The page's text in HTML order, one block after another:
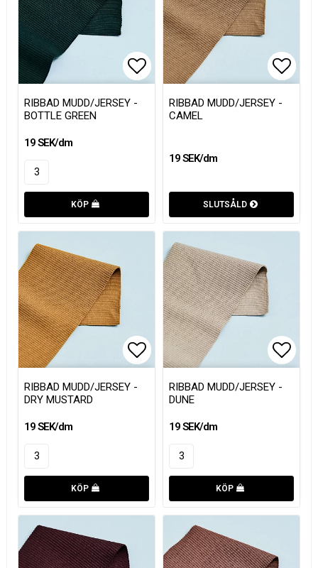
Lägg till i favoritlistan
Lägg till i favoritlistan
RIBBAD MUDD/JERSEY -
BOTTLE GREEN
19 SEK/dm
KÖP
RIBBAD MUDD/JERSEY -
CAMEL
19 SEK/dm
SLUTSÅLD
Lägg till i favoritlistan
Lägg till i favoritlistan
RIBBAD MUDD/JERSEY -
DRY MUSTARD
19 SEK/dm
KÖP
RIBBAD MUDD/JERSEY -
DUNE
19 SEK/dm
KÖP